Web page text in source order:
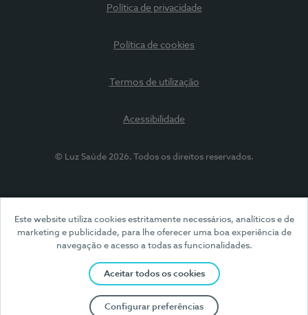
Este website utiliza cookies estritamente necessários, analíticos e de
marketing e publicidade, para lhe oferecer uma boa experiência de
navegação e acesso a todas as funcionalidades.
Aceitar todos os cookies
Configurar preferências
Política de privacidade
Política de cookies
Termos de utilização
Acessibilidade
© Luz Saúde 2026. Todos os direitos reservados.